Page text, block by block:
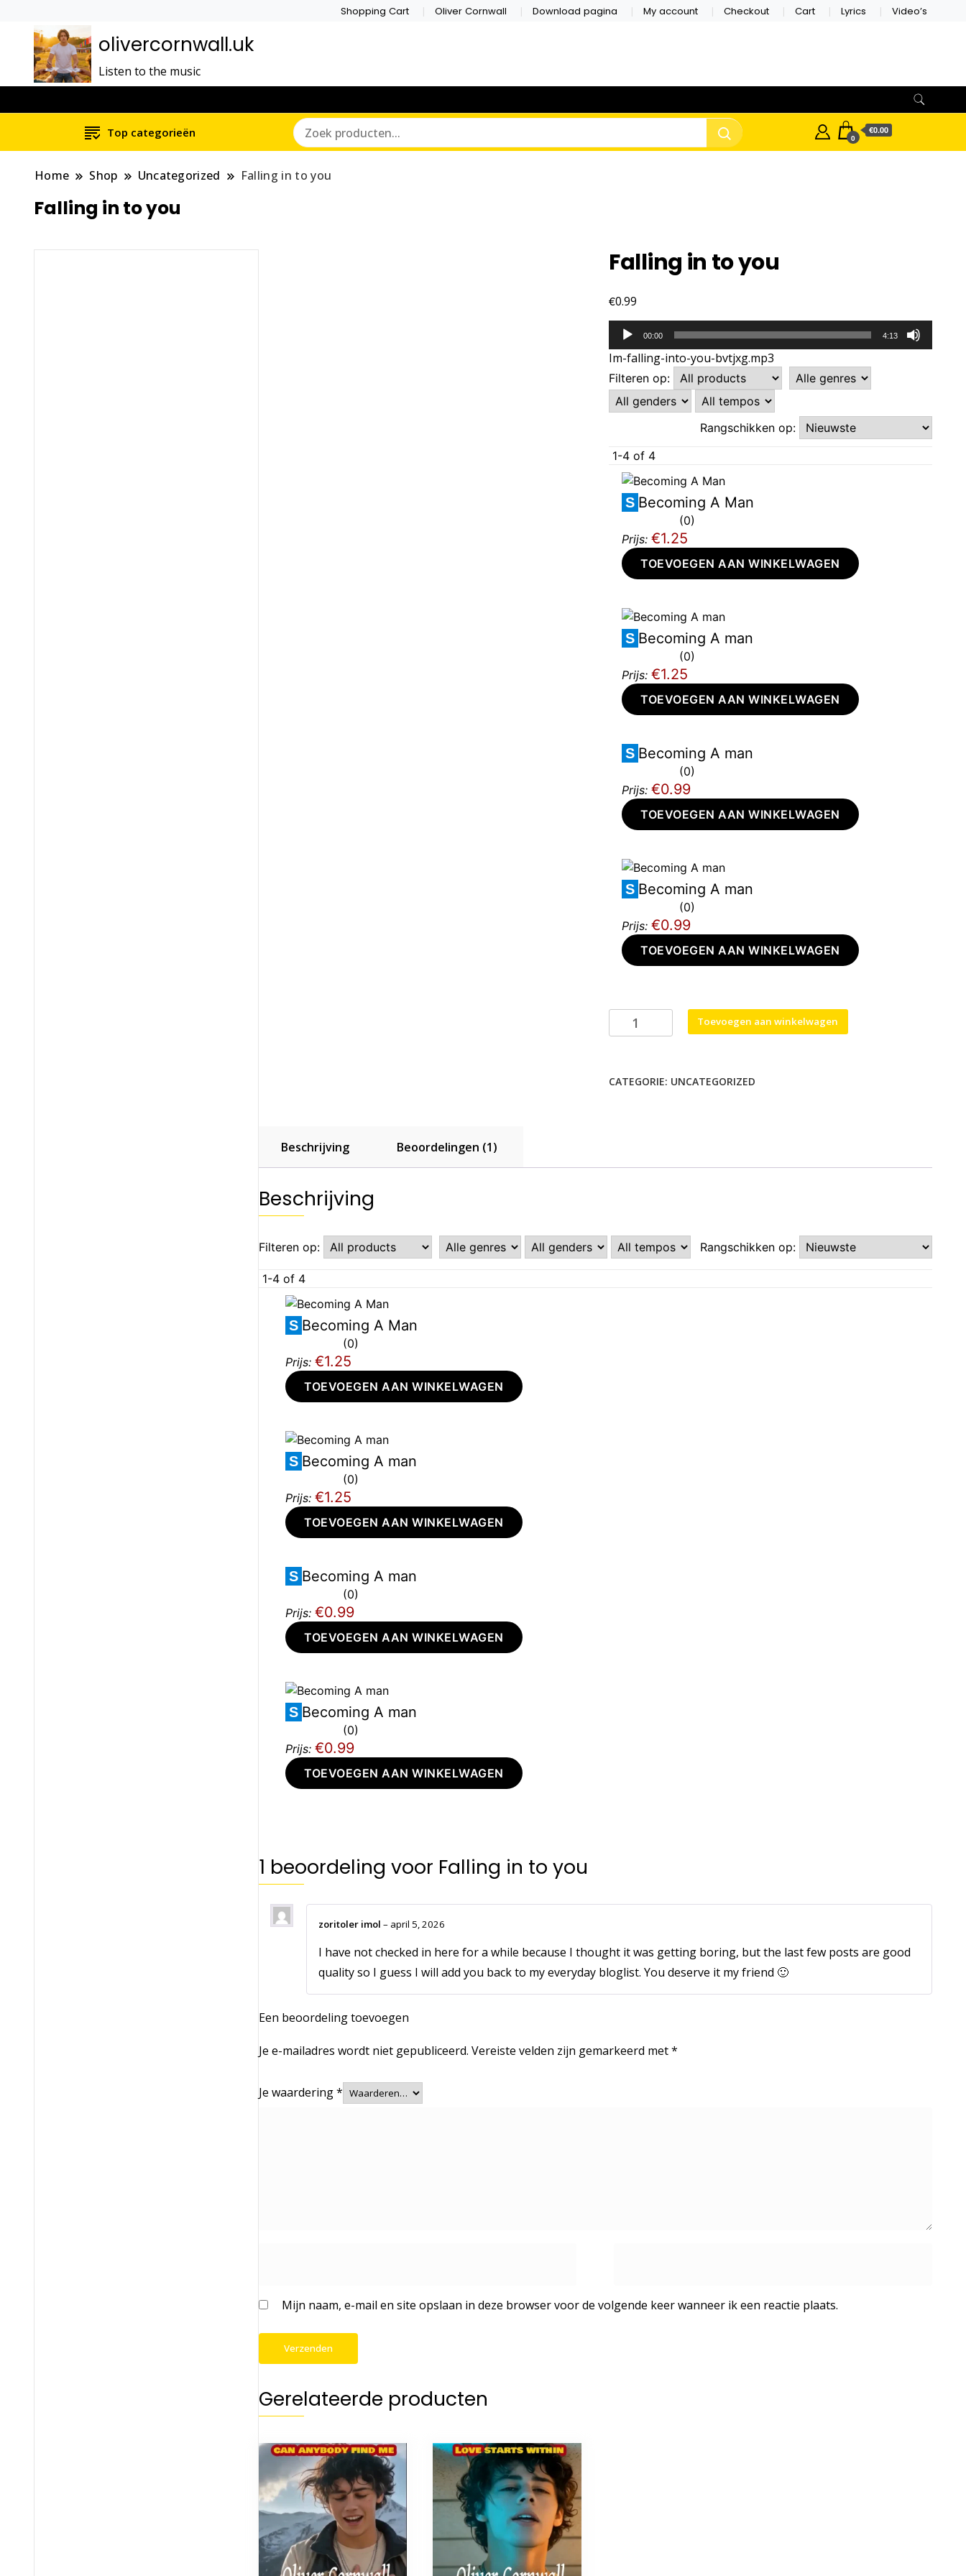
Shopping Cart Oliver Cornwall Download pagina My account Checkout Cart Lyrics Video’s
olivercornwall.uk
Listen to the music
Top categorieën 0
€0.00
Home Shop Uncategorized Falling in to you
Falling in to you
Falling in to you
€0.99
Audiospeler
00:00 4:13
Im-falling-into-you-bvtjxg.mp3
Filteren op:
Rangschikken op:
1-4 of 4
S Becoming A Man
0
Prijs: €1.25
TOEVOEGEN AAN WINKELWAGEN
S Becoming A man
0
Prijs: €1.25
TOEVOEGEN AAN WINKELWAGEN
S Becoming A man
0
Prijs: €0.99
TOEVOEGEN AAN WINKELWAGEN
S Becoming A man
0
Prijs: €0.99
TOEVOEGEN AAN WINKELWAGEN
Falling
in
aantal
Toevoegen aan winkelwagen
CATEGORIE: UNCATEGORIZED
Beschrijving Beoordelingen (1)
Beschrijving
Filteren op: Rangschikken op:
1-4 of 4
S Becoming A Man
0
Prijs: €1.25
TOEVOEGEN AAN WINKELWAGEN
S Becoming A man
0
Prijs: €1.25
TOEVOEGEN AAN WINKELWAGEN
S Becoming A man
0
Prijs: €0.99
TOEVOEGEN AAN WINKELWAGEN
S Becoming A man
0
Prijs: €0.99
TOEVOEGEN AAN WINKELWAGEN
1 beoordeling voor Falling in to you
zoritoler imol – april 5, 2026
I have not checked in here for a while because I thought it was getting boring, but the last few posts are good
quality so I guess I will add you back to my everyday bloglist. You deserve it my friend 🙂
Een beoordeling toevoegen
Je e-mailadres wordt niet gepubliceerd. Vereiste velden zijn gemarkeerd met*
Je waardering*
Mijn naam, e-mail en site opslaan in deze browser voor de volgende keer wanneer ik een reactie plaats.
Gerelateerde producten